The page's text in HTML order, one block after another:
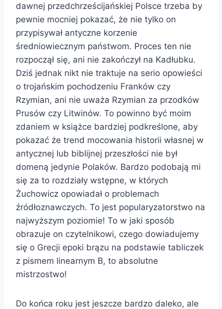
dawnej przedchrześcijańskiej Polsce trzeba by
pewnie mocniej pokazać, że nie tylko on
przypisywał antyczne korzenie
średniowiecznym państwom. Proces ten nie
rozpoczął się, ani nie zakończył na Kadłubku.
Dziś jednak nikt nie traktuje na serio opowieści
o trojańskim pochodzeniu Franków czy
Rzymian, ani nie uważa Rzymian za przodków
Prusów czy Litwinów. To powinno być moim
zdaniem w książce bardziej podkreślone, aby
pokazać że trend mocowania historii własnej w
antycznej lub biblijnej przeszłości nie był
domeną jedynie Polaków. Bardzo podobają mi
się za to rozdziały wstępne, w których
Żuchowicz opowiadał o problemach
źródłoznawczych. To jest popularyzatorstwo na
najwyższym poziomie! To w jaki sposób
obrazuje on czytelnikowi, czego dowiadujemy
się o Grecji epoki brązu na podstawie tabliczek
z pismem linearnym B, to absolutne
mistrzostwo!
Do końca roku jest jeszcze bardzo daleko, ale